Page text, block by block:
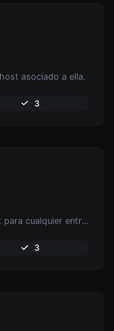
asociado a ella.
3
Genere un hash de contraseña de bcrypt para cualquier entrada de cadena.
3